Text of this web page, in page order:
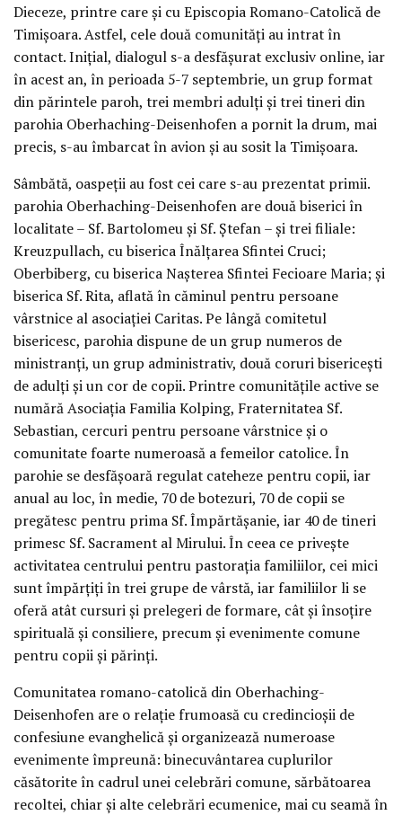
Dieceze, printre care și cu Episcopia Romano-Catolică de
Timișoara. Astfel, cele două comunități au intrat în
contact. Inițial, dialogul s-a desfășurat exclusiv online, iar
în acest an, în perioada 5-7 septembrie, un grup format
din părintele paroh, trei membri adulți și trei tineri din
parohia Oberhaching-Deisenhofen a pornit la drum, mai
precis, s-au îmbarcat în avion și au sosit la Timișoara.
Sâmbătă, oaspeții au fost cei care s-au prezentat primii.
parohia Oberhaching-Deisenhofen are două biserici în
localitate – Sf. Bartolomeu și Sf. Ștefan – și trei filiale:
Kreuzpullach, cu biserica Înălțarea Sfintei Cruci;
Oberbiberg, cu biserica Nașterea Sfintei Fecioare Maria; și
biserica Sf. Rita, aflată în căminul pentru persoane
vârstnice al asociației Caritas. Pe lângă comitetul
bisericesc, parohia dispune de un grup numeros de
ministranți, un grup administrativ, două coruri bisericești
de adulți și un cor de copii. Printre comunitățile active se
numără Asociația Familia Kolping, Fraternitatea Sf.
Sebastian, cercuri pentru persoane vârstnice și o
comunitate foarte numeroasă a femeilor catolice. În
parohie se desfășoară regulat cateheze pentru copii, iar
anual au loc, în medie, 70 de botezuri, 70 de copii se
pregătesc pentru prima Sf. Împărtășanie, iar 40 de tineri
primesc Sf. Sacrament al Mirului. În ceea ce privește
activitatea centrului pentru pastorația familiilor, cei mici
sunt împărțiți în trei grupe de vârstă, iar familiilor li se
oferă atât cursuri și prelegeri de formare, cât și însoțire
spirituală și consiliere, precum și evenimente comune
pentru copii și părinți.
Comunitatea romano-catolică din Oberhaching-
Deisenhofen are o relație frumoasă cu credincioșii de
confesiune evanghelică și organizează numeroase
evenimente împreună: binecuvântarea cuplurilor
căsătorite în cadrul unei celebrări comune, sărbătoarea
recoltei, chiar și alte celebrări ecumenice, mai cu seamă în